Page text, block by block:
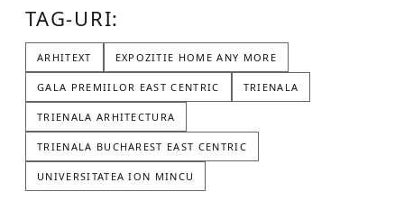
TAG-URI:
ARHITEXT EXPOZITIE HOME ANY MORE
GALA PREMIILOR EAST CENTRIC TRIENALA
TRIENALA ARHITECTURA
TRIENALA BUCHAREST EAST CENTRIC
UNIVERSITATEA ION MINCU